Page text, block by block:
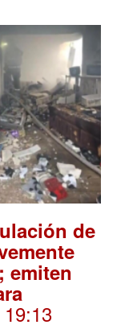
de
emiten
19:13